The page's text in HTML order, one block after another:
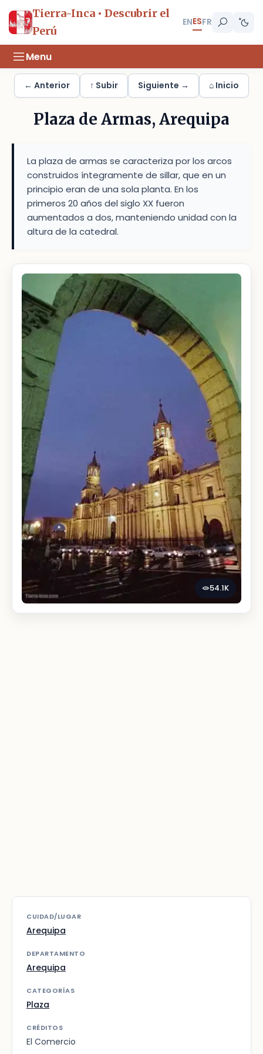
Tierra-Inca • Descubrir el
Perú
ENESFR
Menu
← Anterior ↑ Subir Siguiente → ⌂ Inicio
Plaza de Armas, Arequipa
La plaza de armas se caracteriza por los arcos
construidos íntegramente de sillar, que en un
principio eran de una sola planta. En los
primeros 20 años del siglo XX fueron
aumentados a dos, manteniendo unidad con la
altura de la catedral.
54.1K
CUIDAD/LUGAR
Arequipa
DEPARTAMENTO
Arequipa
CATEGORÍAS
Plaza
CRÉDITOS
El Comercio